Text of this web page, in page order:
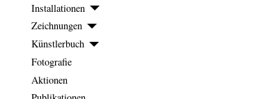
Installationen
Zeichnungen
Künstlerbuch
Fotografie
Aktionen